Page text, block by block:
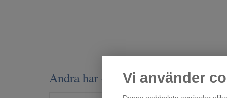
Vi använder
Andra har också tittat på